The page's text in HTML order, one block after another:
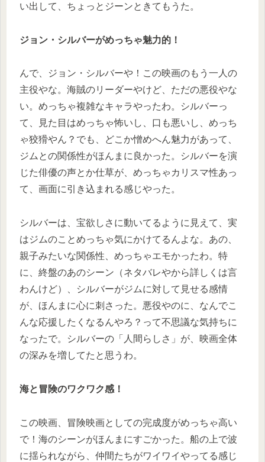
い出して、ちょっとジーンときてもうた。
ジョン・シルバーがめっちゃ魅力的！
んで、ジョン・シルバーや！この映画のもう一人の
主役やな。海賊のリーダーやけど、ただの悪役やな
い。めっちゃ複雑なキャラやったわ。シルバーっ
て、見た目はめっちゃ怖いし、口も悪いし、めっち
ゃ狡猾やん？でも、どこか憎めへん魅力があって、
ジムとの関係性がほんまに良かった。シルバーを演
じた俳優の声とか仕草が、めっちゃカリスマ性あっ
て、画面に引き込まれる感じやった。
シルバーは、宝欲しさに動いてるように見えて、実
はジムのことめっちゃ気にかけてるんよな。あの、
親子みたいな関係性、めっちゃエモかったわ。特
に、終盤のあのシーン（ネタバレやから詳しくは言
わんけど）、シルバーがジムに対して見せる感情
が、ほんまに心に刺さった。悪役やのに、なんでこ
んな応援したくなるんやろ？って不思議な気持ちに
なったで。シルバーの「人間らしさ」が、映画全体
の深みを増してたと思うわ。
海と冒険のワクワク感！
この映画、冒険映画としての完成度がめっちゃ高い
で！海のシーンがほんまにすごかった。船の上で波
に揺られながら、仲間たちがワイワイやってる感じ